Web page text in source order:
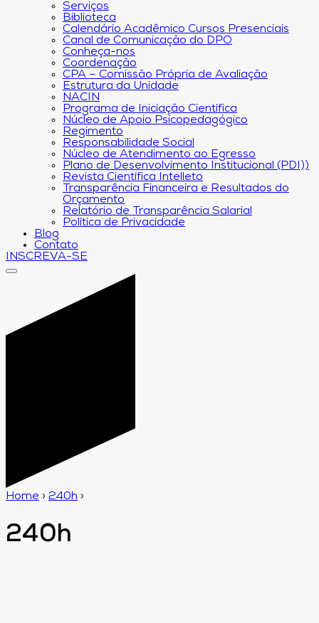
Serviços
Biblioteca
Calendário Acadêmico Cursos Presenciais
Canal de Comunicação do DPO
Conheça-nos
Coordenação
CPA – Comissão Própria de Avaliação
Estrutura da Unidade
NACIN
Programa de Iniciação Científica
Núcleo de Apoio Psicopedagógico
Regimento
Responsabilidade Social
Núcleo de Atendimento ao Egresso
Plano de Desenvolvimento Institucional (PDI))
Revista Científica Intelleto
Transparência Financeira e Resultados do
Orçamento
Relatório de Transparência Salarial
Política de Privacidade
Blog
Contato
INSCREVA-SE
Home › 240h ›
240h